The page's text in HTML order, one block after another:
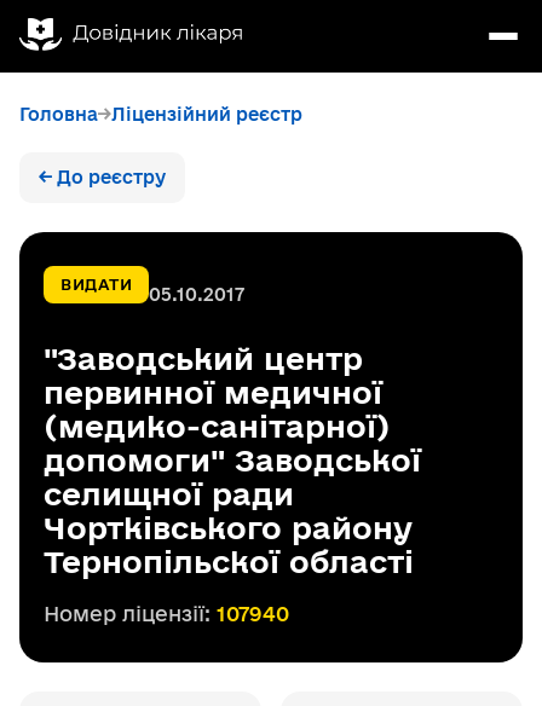
Головна Ліцензійний реєстр
← До реєстру
ВИДАТИ 05.10.2017
"Заводський центр
первинної медичної
(медико-санітарної)
допомоги" Заводської
селищної ради
Чортківського району
Тернопільскої області
Номер ліцензії: 107940